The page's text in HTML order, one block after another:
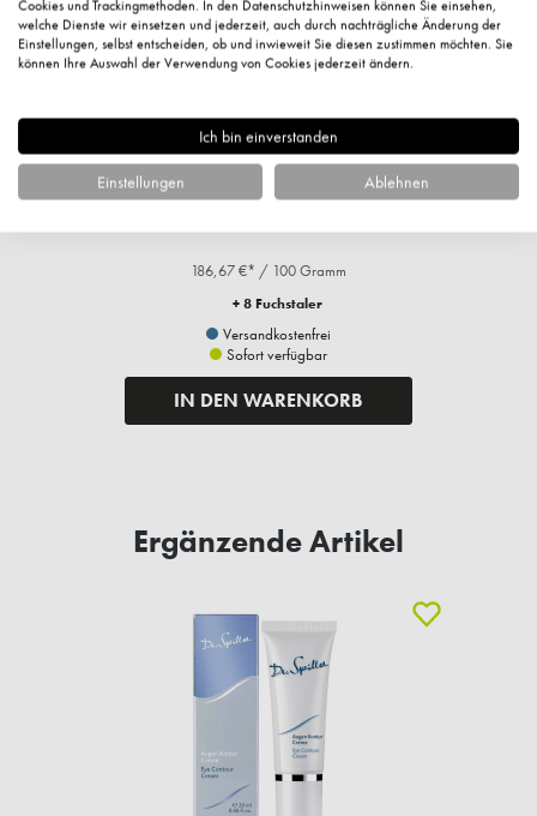
Aloe Vera Lip Balm, SPF 20, 4,5g
186,67 €* / 100 Gramm
+ 8 Fuchstaler
Versandkostenfrei
Sofort verfügbar
IN DEN WARENKORB
Ergänzende Artikel
Cookies und Trackingmethoden. In den Datenschutzhinweisen können Sie einsehen,
welche Dienste wir einsetzen und jederzeit, auch durch nachträgliche Änderung der
Einstellungen, selbst entscheiden, ob und inwieweit Sie diesen zustimmen möchten. Sie
können Ihre Auswahl der Verwendung von Cookies jederzeit ändern.
Ich bin einverstanden
Einstellungen Ablehnen